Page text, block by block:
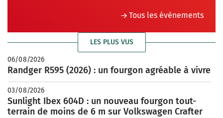
Tous les évènements
LES PLUS VUS
06/08/2026
Randger R595 (2026) : un fourgon agréable à vivre
03/08/2026
Sunlight Ibex 604D : un nouveau fourgon tout-
terrain de moins de 6 m sur Volkswagen Crafter